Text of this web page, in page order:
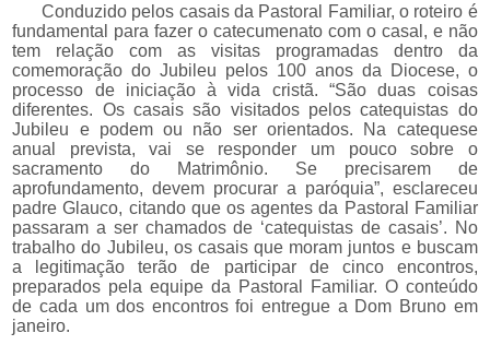
Conduzido pelos casais da Pastoral Familiar, o roteiro é
fundamental para fazer o catecumenato com o casal, e não
tem relação com as visitas programadas dentro da
comemoração do Jubileu pelos 100 anos da Diocese, o
processo de iniciação à vida cristã. “São duas coisas
diferentes. Os casais são visitados pelos catequistas do
Jubileu e podem ou não ser orientados. Na catequese
anual prevista, vai se responder um pouco sobre o
sacramento do Matrimônio. Se precisarem de
aprofundamento, devem procurar a paróquia”, esclareceu
padre Glauco, citando que os agentes da Pastoral Familiar
passaram a ser chamados de ‘catequistas de casais’. No
trabalho do Jubileu, os casais que moram juntos e buscam
a legitimação terão de participar de cinco encontros,
preparados pela equipe da Pastoral Familiar. O conteúdo
de cada um dos encontros foi entregue a Dom Bruno em
janeiro.